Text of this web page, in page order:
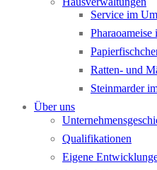
Service im
Ratten- und
Steinmarder
Über uns
Qualifikationen
Eigene